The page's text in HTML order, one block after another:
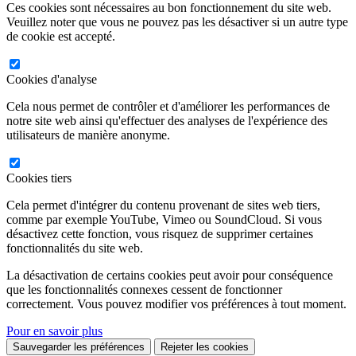
Ces cookies sont nécessaires au bon fonctionnement du site web.
Veuillez noter que vous ne pouvez pas les désactiver si un autre type
de cookie est accepté.
Cookies d'analyse
Cela nous permet de contrôler et d'améliorer les performances de
notre site web ainsi qu'effectuer des analyses de l'expérience des
utilisateurs de manière anonyme.
Cookies tiers
Cela permet d'intégrer du contenu provenant de sites web tiers,
comme par exemple YouTube, Vimeo ou SoundCloud. Si vous
désactivez cette fonction, vous risquez de supprimer certaines
fonctionnalités du site web.
La désactivation de certains cookies peut avoir pour conséquence
que les fonctionnalités connexes cessent de fonctionner
correctement. Vous pouvez modifier vos préférences à tout moment.
Pour en savoir plus
Sauvegarder les préférences Rejeter les cookies